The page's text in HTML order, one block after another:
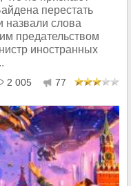
перестать
назвали слова
предательством
иностранных
2 005 77